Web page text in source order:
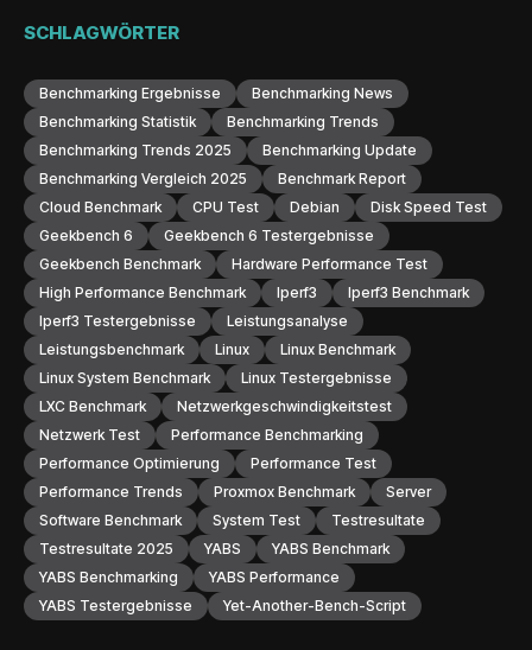
SCHLAGWÖRTER
Benchmarking Ergebnisse
Benchmarking News
Benchmarking Statistik
Benchmarking Trends
Benchmarking Trends 2025
Benchmarking Update
Benchmarking Vergleich 2025
Benchmark Report
Cloud Benchmark
CPU Test Debian
Disk Speed Test
Geekbench 6
Geekbench 6 Testergebnisse
Geekbench Benchmark
Hardware Performance Test
High Performance Benchmark
Iperf3
Iperf3 Benchmark
Iperf3 Testergebnisse
Leistungsanalyse
Leistungsbenchmark
Linux
Linux Benchmark
Linux System Benchmark
Linux Testergebnisse
LXC Benchmark
Netzwerkgeschwindigkeitstest
Netzwerk Test
Performance Benchmarking
Performance Optimierung
Performance Test
Performance Trends
Proxmox Benchmark
Server
Software Benchmark
System Test
Testresultate
Testresultate 2025
YABS
YABS Benchmark
YABS Benchmarking
YABS Performance
YABS Testergebnisse
Yet-Another-Bench-Script